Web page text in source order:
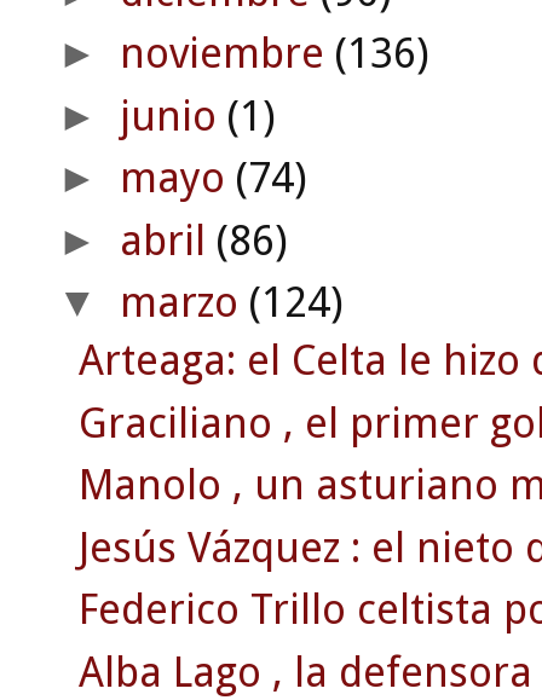
► noviembre (136)
► junio (1)
► mayo (74)
► abril (86)
▼ marzo (124)
Arteaga: el Celta le
Graciliano , el primer
Manolo , un asturiano
Jesús Vázquez : el nieto
Federico Trillo celtista
Alba Lago , la